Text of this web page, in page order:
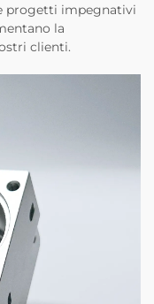
progetti impegnativi
la
clienti.